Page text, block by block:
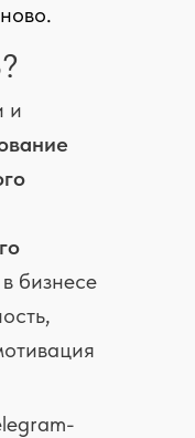
и
бизнесе